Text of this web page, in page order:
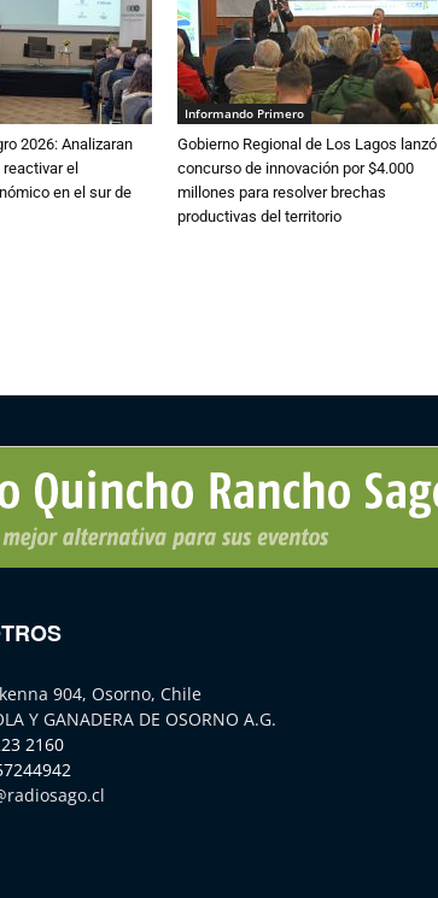
2026: Analizaran
el
en el sur de
Informando Primero
Gobierno Regional de Los Lagos lanzó
concurso de innovación por $4.000
millones para resolver brechas
productivas del territorio
904, Osorno, Chile
Y GANADERA DE OSORNO A.G.
2160